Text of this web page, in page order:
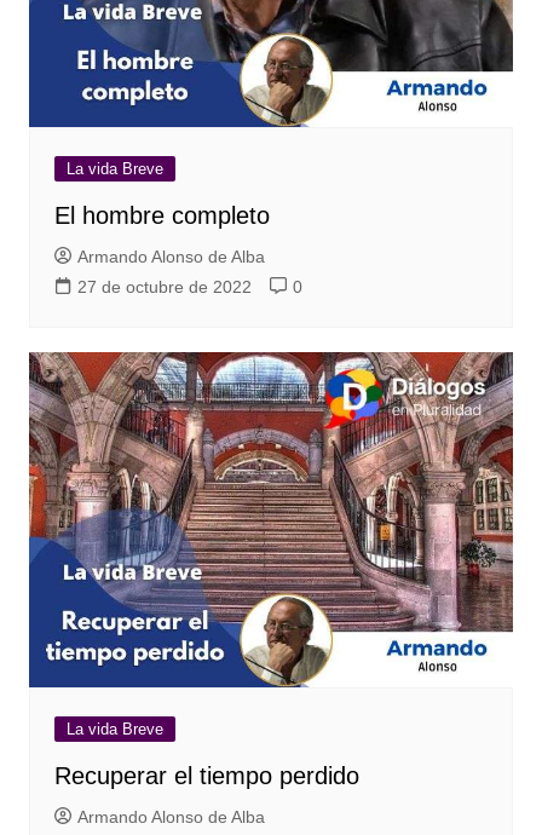
La vida Breve
El hombre completo
Armando Alonso de Alba
27 de octubre de 2022
0
La vida Breve
Recuperar el tiempo perdido
Armando Alonso de Alba